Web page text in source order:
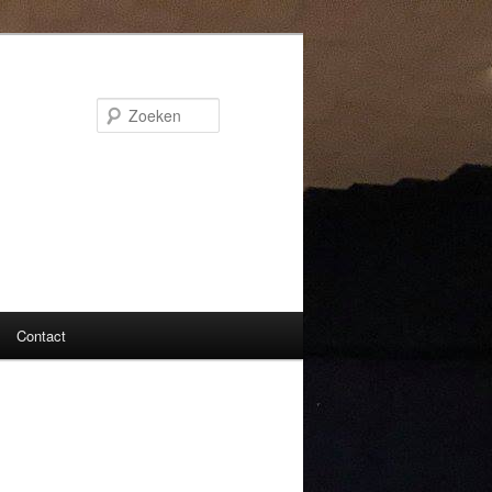
Contact